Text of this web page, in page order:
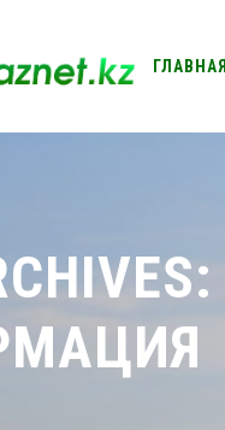
ГЛАВНАЯ